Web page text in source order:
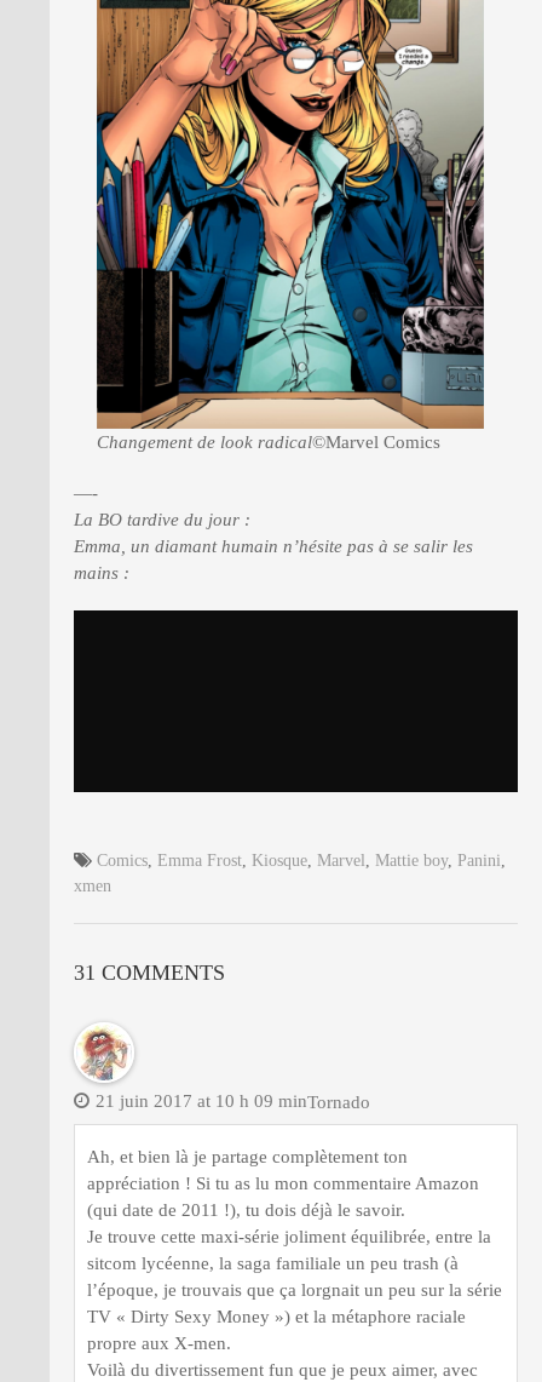
Changement de look radical©Marvel Comics
—-
La BO tardive du jour :
Emma, un diamant humain n’hésite pas à se salir les
mains :
Comics Emma Frost Kiosque Marvel Mattie boy, Panini
xmen
31 COMMENTS
Tornado
21 juin 2017 at 10 h 09 min
Ah, et bien là je partage complètement ton
appréciation ! Si tu as lu mon commentaire Amazon
(qui date de 2011 !), tu dois déjà le savoir.
Je trouve cette maxi-série joliment équilibrée, entre la
sitcom lycéenne, la saga familiale un peu trash (à
l’époque, je trouvais que ça lorgnait un peu sur la série
TV « Dirty Sexy Money ») et la métaphore raciale
propre aux X-men.
Voilà du divertissement fun que je peux aimer, avec